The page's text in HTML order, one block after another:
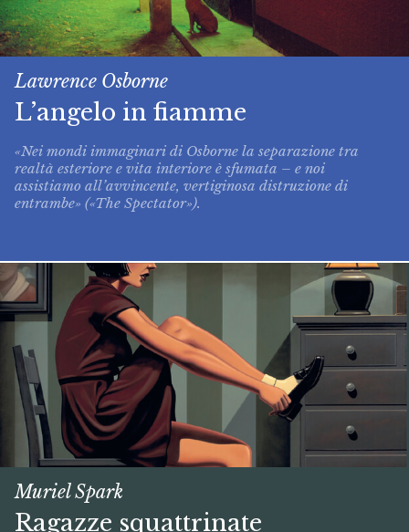
Lawrence Osborne
L’angelo in fiamme
«Nei mondi immaginari di Osborne la separazione tra
realtà esteriore e vita interiore è sfumata – e noi
assistiamo all’avvincente, vertiginosa distruzione di
entrambe» («The Spectator»).
Muriel Spark
Ragazze squattrinate